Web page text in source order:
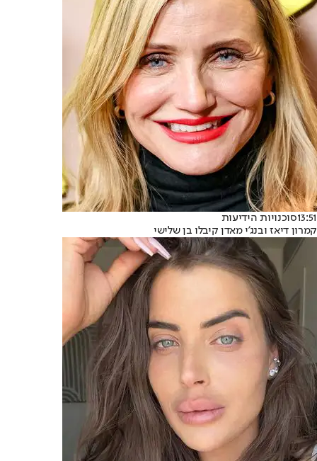
13:51סוכנויות הידיעות
קמרון דיאז ובנג'י מאדן קיבלו בן שלישי